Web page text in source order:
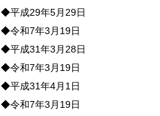
◆平成29年5月29日
◆令和7年3月19日
◆平成31年3月28日
◆令和7年3月19日
◆平成31年4月1日
◆令和7年3月19日